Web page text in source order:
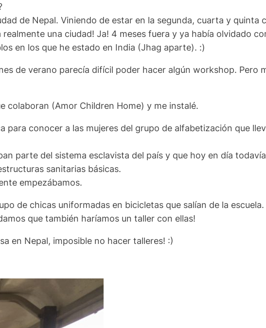
de Nepal. Viniendo de estar en la segunda, cuarta y quinta
una ciudad! Ja! 4 meses fuera y ya había olvidado
en los que he estado en India (Jhag aparte). :)
de verano parecía difícil poder hacer algún workshop. Pero
colaboran (Amor Children Home) y me instalé.
para conocer a las mujeres del grupo de alfabetización que
parte del sistema esclavista del país y que hoy en día
sanitarias básicas.
empezábamos.
de chicas uniformadas en bicicletas que salían de la escuela.
que también haríamos un taller con ellas!
en Nepal, imposible no hacer talleres! :)